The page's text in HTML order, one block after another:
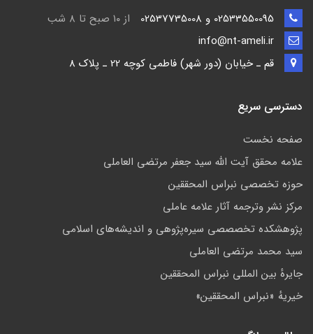
از ۱۰ صبح تا ۸ شب
قم ـ خيابان (دور شهر) فاطمي كوچه 22 ـ پلاک 8
دسترسی سریع
صفحه نخست
علامه محقق آیت الله سید جعفر مرتضی العاملی
حوزه تخصصی نبراس المحققین
مركز نشر وترجمه آثار علامه عاملی
پژوهشكده تخصصصى سیره‌پژوهی و اندیشه‌های اسلامی
سید محمد مرتضی العاملی
جايرهٔ بین المللی نبراس المحققین
خيريهٔ «نبراس المحققين»